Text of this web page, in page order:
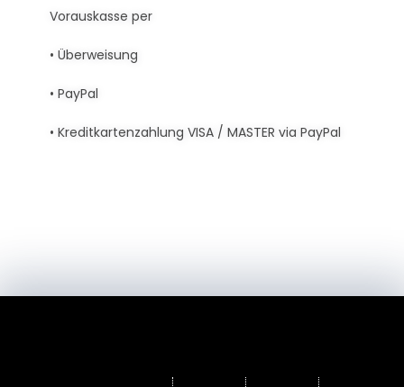
Vorauskasse per
• Überweisung
• PayPal
• Kreditkartenzahlung VISA / MASTER via PayPal